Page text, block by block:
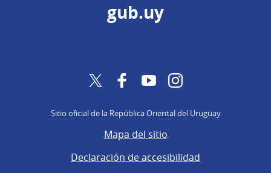
gub.uy
Twitter FacebookYouTubeInstagram
Sitio oficial de la República Oriental del Uruguay
Mapa del sitio
Declaración de accesibilidad